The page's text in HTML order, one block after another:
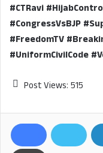
#CTRavi
#CongressVsBJP
#FreedomTV
#UniformCivilCode
Post Views: 515